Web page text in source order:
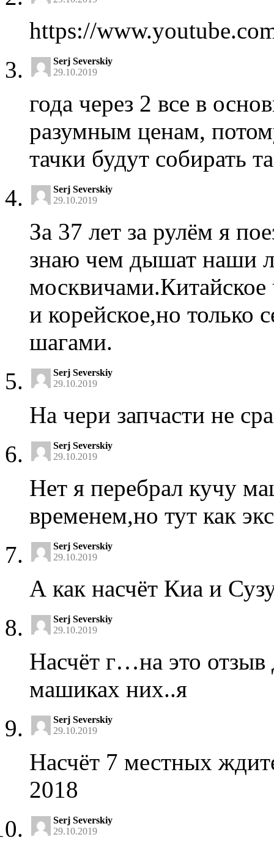
https://
Serj Severskiy
29.10.2019
года через 2 все в
разумным ценам,
тачки будут собирать
Serj Severskiy
29.10.2019
За 37 лет за рулём я
знаю чем дышат наши
москвичами.Китайское
и корейское,но
шагами.
Serj Severskiy
29.10.2019
На чери запчасти не
Serj Severskiy
29.10.2019
Нет я перебрал кучу
временем,но тут как
Serj Severskiy
29.10.2019
А как насчёт Киа и
Serj Severskiy
29.10.2019
Насчёт г…на это отзыв
машиках них..я
Serj Severskiy
29.10.2019
Насчёт 7 местных
2018
Serj Severskiy
29.10.2019